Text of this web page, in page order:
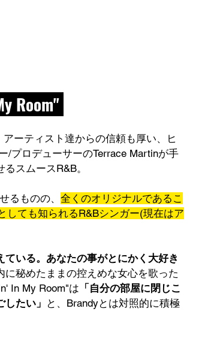
Room"
ーティスト達からの信頼も厚い、ヒ
/プロデューサーのTerrace Martinが手
スムースR&B。
るものの、 全くのオリジナルであるこ
しても知られるR&Bシンガー(現在はア
ている。あなたの事がとにかく大好き
に秘めたままの控えめな女心を歌った
In My Room"は 「自分の部屋に閉じこ
たい」 と、Brandyとは対照的に積極